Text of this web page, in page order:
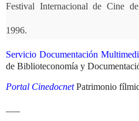
Festival Internacional de Cine
1996.
Servicio Documentación
de Biblioteconomía y
Portal Cinedocnet Patrimonio